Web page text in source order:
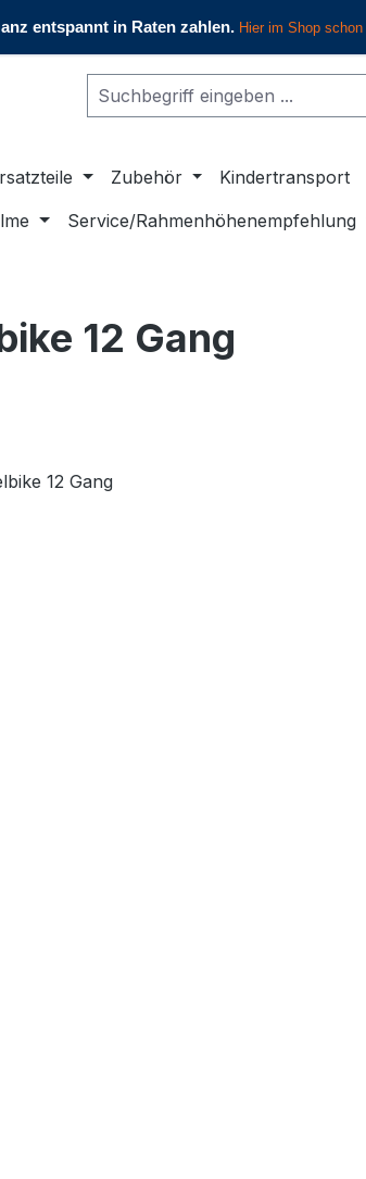
Zubehör Kindertransport
Service/Rahmenhöhenempfehlung
12 Gang